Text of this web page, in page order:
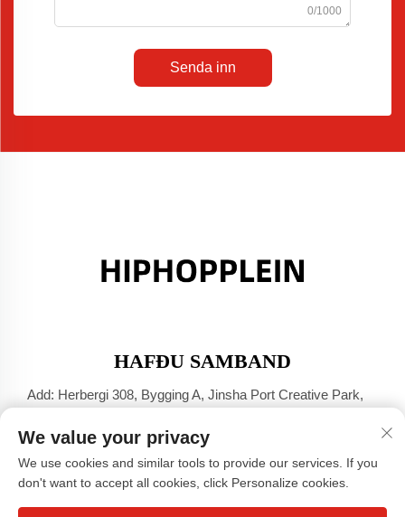
0/1000
Senda inn
HAFÐU SAMBAND
Add: Herbergi 308, Bygging A, Jinsha Port Creative Park,
Sími:+86-17304049586
Netfang:[email protected]
We value your privacy
We use cookies and similar tools to provide our services. If you
don't want to accept all cookies, click Personalize cookies.